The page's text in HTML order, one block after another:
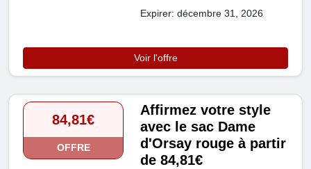
Expirer: décembre 31, 2026
Voir l'offre
84,81€
OFFRE
Affirmez votre style
avec le sac Dame
d'Orsay rouge à partir
de 84,81€